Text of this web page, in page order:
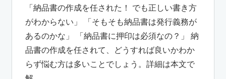
「納品書の作成を任された！ でも正しい書き方
がわからない」 「そもそも納品書は発行義務が
あるのかな」 「納品書に押印は必須なの？」 納
品書の作成を任されて、どうすれば良いかわか
らず悩む方は多いことでしょう。詳細は本文で